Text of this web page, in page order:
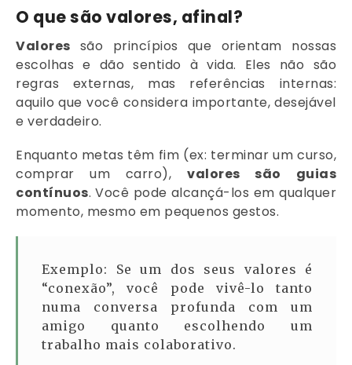
O que são valores, afinal?
Valores são princípios que orientam nossas
escolhas e dão sentido à vida. Eles não são
regras externas, mas referências internas:
aquilo que você considera importante, desejável
e verdadeiro.
Enquanto metas têm fim (ex: terminar um curso,
comprar um carro),valores são guias
contínuos. Você pode alcançá-los em qualquer
momento, mesmo em pequenos gestos.
Exemplo: Se um dos seus valores é
“conexão”, você pode vivê-lo tanto
numa conversa profunda com um
amigo quanto escolhendo um
trabalho mais colaborativo.